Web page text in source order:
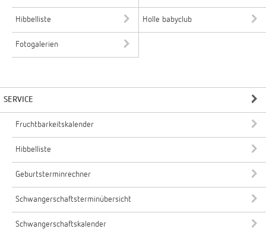
Hibbelliste Holle babyclub
Fotogalerien
SERVICE
Fruchtbarkeitskalender
Hibbelliste
Geburtsterminrechner
Schwangerschaftsterminübersicht
Schwangerschaftskalender